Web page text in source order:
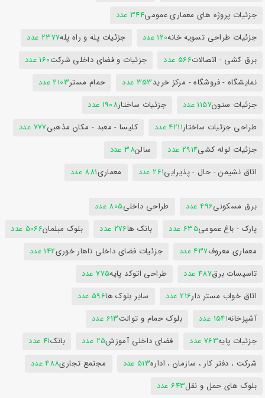
جزئیات پروژه های معماری عمومی344 عدد
جزئیات طراحی تسویه خانه120 عدد جزئیات پله و راه پله2377 عدد
برق کشی - اتصالات566 عدد جزئیات و فضای داخلی شرکت160 عدد
نمایشگاه - فروشگاه - مرکز خرید353 عدد حمام مستر2103 عدد
جزئیات ستون1157 عدد جزئیات ساختار1908 عدد
طراحی جزئیات ساختار4211 عدد کلیسا - معبد - مکان مذهبی777 عدد
جزئیات لوله کشی2914 عدد سالن38 عدد
اتاق نشیمن - حال - پذیرایی261 عدد معماری881 عدد
برق مسکونی496 عدد طراحی داخلی805 عدد
پارک - باغ عمومی635 عدد بانک ها276 عدد بلوک مبلمان5066 عدد
معماری معروف437 عدد جزئیات فضای داخلی ناهار خوری142 عدد
تاسیسات برق487 عدد طراحی اتوکد پایه775 عدد
اتاق خواب مستر دار216 عدد سایر بلوک ها596 عدد
آشپزخانه1541 عدد بلوک حمام و توالت613 عدد
جزئیات پایه763 عدد فضای داخلی آموزش25 عدد بانک41 عدد
شرکت ، دفتر کار ، سازمان ، اداره513 عدد مجتمع تجاری488 عدد
بلوک های حمل و نقل643 عدد